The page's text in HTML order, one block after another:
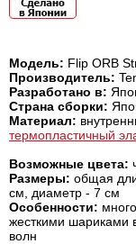
Модель: Flip ORB
Производитель:
Разработано в:
Страна сборки:
Материал:
термопластичный
Возможные цвета:
Размеры: общая
см, диаметр - 7 см
Особенности:
жесткими шариками
волн